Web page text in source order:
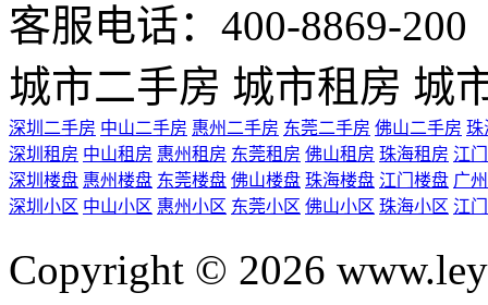
客服电话：400-8869-200
城市二手房 城市租房 城
深圳二手房 中山二手房 惠州二手房 东莞二手房 佛山二手房 珠
深圳租房 中山租房 惠州租房 东莞租房 佛山租房 珠海租房 江
深圳楼盘 惠州楼盘 东莞楼盘 佛山楼盘 珠海楼盘 江门楼盘 广
深圳小区 中山小区 惠州小区 东莞小区 佛山小区 珠海小区 江
Copyright © 2026